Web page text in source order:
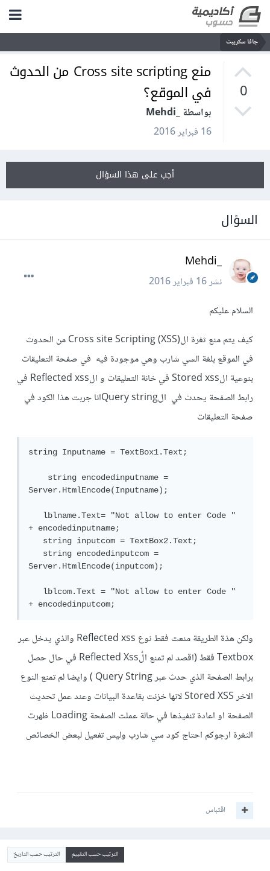
جافا سكريبت
0
منع Cross site scripting من الحدوث
في الموقع؟
بواسطة _Mehdi
16 فبراير 2016
أجب على هذا السؤال
السؤال
_Mehdi
نشر16 فبراير 2016
السلام عليكم
كيف يتم منع ثغرة ال(Cross site Scripting (XSS من الحدوث
في الموقع بلغة السي شارب وهي موجودة فيه في صفحة التعليقات
بنوعية الStored xss في خانة التعليقات و الReflected xss في
رابط الصفحة يحدث في الQuery stringانا جربت هذا الكود في
صفحة التعليقات
string Inputname = TextBox1.Text;
    string encodedinputname =
Server.HtmlEncode(Inputname);
   lblname.Text= "Not allow to enter Code "
+ encodedinputname;
   string inputcom = TextBox2.Text;
   string encodedinputcom =
Server.HtmlEncode(inputcom);
   lblcom.Text = "Not allow to enter Code "
+ encodedinputcom;
ولكن هذة الطريقة منعت فقط نوع Reflected xss والذي يدخل عبر
Textbox فقط (اقصد لم تمنع الٌReflected Xss في حال حصل
برابط الصفحة الذي حدث عبر Query String ) وايضا لم تمنع النوع
الاخر Stored XSS لانها خزنت بقاعدة البيانات وعند عمل تحديث
الصفحة او اعادة تنفيذها في حالة عملت الصفحة Loading ظهرت
الثغرة ارجوكم احتاج كود سي شارب وليس تفعيل لبعض الخصائص
اقتباس
الترتيب حسب التقييم الترتيب حسب التاريخ